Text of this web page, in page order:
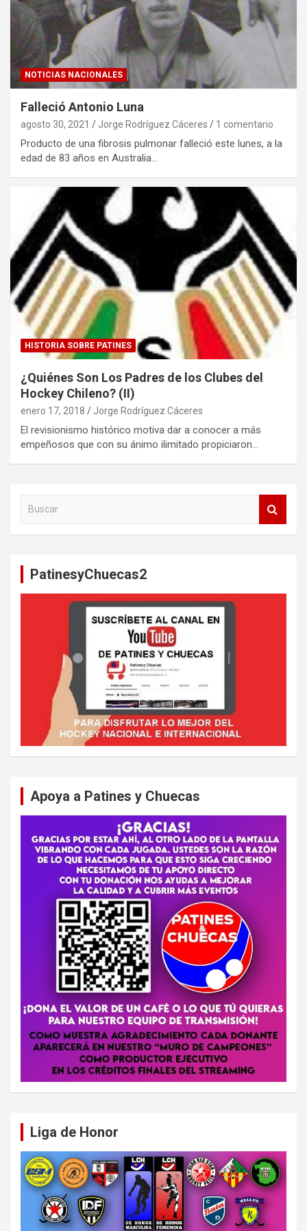
NOTICIAS NACIONALES
Falleció Antonio Luna
agosto 30, 2021 Jorge Rodríguez Cáceres 1 comentario
Producto de una fibrosis pulmonar falleció este lunes, a la
edad de 83 años en Australia…
HISTORIA SOBRE PATINES
¿Quiénes Son Los Padres de los Clubes del
Hockey Chileno? (II)
enero 17, 2018 Jorge Rodríguez Cáceres
El revisionismo histórico motiva dar a conocer a más
empeñosos que con su ánimo ilimitado propiciaron…
PatinesyChuecas2
Apoya a Patines y Chuecas
Liga de Honor